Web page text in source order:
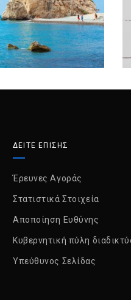
ΔΕΙΤΕ ΕΠΙΣΗΣ
Έρευνες Αγοράς
Στατιστικά Στοιχεία
Αποποίηση Ευθύνης
Κυβερνητική πύλη
Υπεύθυνος Σελίδας